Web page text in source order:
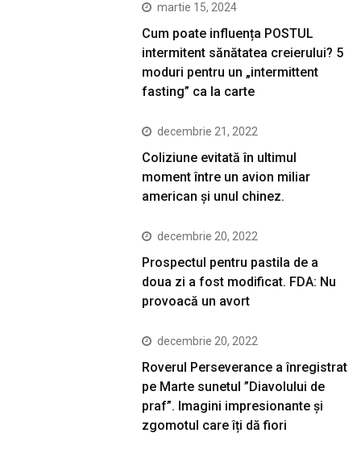
martie 15, 2024
Cum poate influența POSTUL
intermitent sănătatea creierului? 5
moduri pentru un „intermittent
fasting” ca la carte
decembrie 21, 2022
Coliziune evitată în ultimul
moment între un avion miliar
american şi unul chinez.
decembrie 20, 2022
Prospectul pentru pastila de a
doua zi a fost modificat. FDA: Nu
provoacă un avort
decembrie 20, 2022
Roverul Perseverance a înregistrat
pe Marte sunetul ”Diavolului de
praf”. Imagini impresionante și
zgomotul care îți dă fiori